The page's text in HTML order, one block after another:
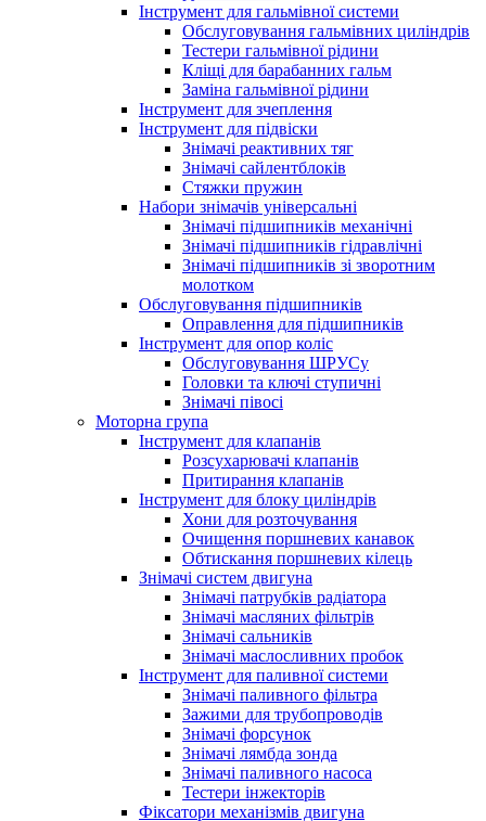
Інструмент для гальмівної системи
Обслуговування гальмівних циліндрів
Тестери гальмівної рідини
Кліщі для барабанних гальм
Заміна гальмівної рідини
Інструмент для зчеплення
Інструмент для підвіски
Знімачі реактивних тяг
Знімачі сайлентблоків
Стяжки пружин
Набори знімачів універсальні
Знімачі підшипників механічні
Знімачі підшипників гідравлічні
Знімачі підшипників зі зворотним
молотком
Обслуговування підшипників
Оправлення для підшипників
Інструмент для опор коліс
Обслуговування ШРУСу
Головки та ключі ступичні
Знімачі півосі
Моторна група
Інструмент для клапанів
Розсухарювачі клапанів
Притирання клапанів
Інструмент для блоку циліндрів
Хони для розточування
Очищення поршневих канавок
Обтискання поршневих кілець
Знімачі систем двигуна
Знімачі патрубків радіатора
Знімачі масляних фільтрів
Знімачі сальників
Знімачі маслосливних пробок
Інструмент для паливної системи
Знімачі паливного фільтра
Зажими для трубопроводів
Знімачі форсунок
Знімачі лямбда зонда
Знімачі паливного насоса
Тестери інжекторів
Фіксатори механізмів двигуна